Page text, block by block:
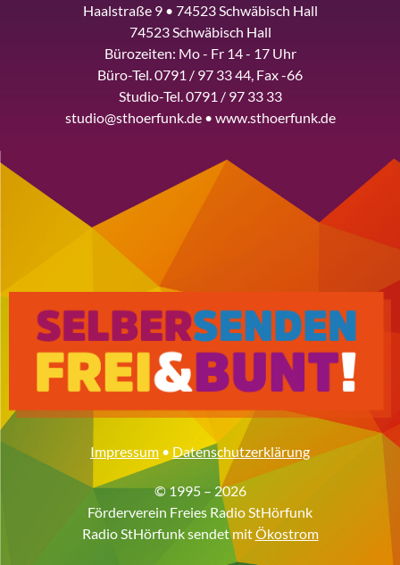
Haalstraße 9 • 74523 Schwäbisch Hall
74523 Schwäbisch Hall
Bürozeiten: Mo - Fr 14 - 17 Uhr
Büro-Tel. 0791 / 97 33 44, Fax -66
Studio-Tel. 0791 / 97 33 33
studio@sthoerfunk.de • www.sthoerfunk.de
Impressum • Datenschutzerklärung
© 1995 – 2026
Förderverein Freies Radio StHörfunk
Radio StHörfunk sendet mitÖkostrom